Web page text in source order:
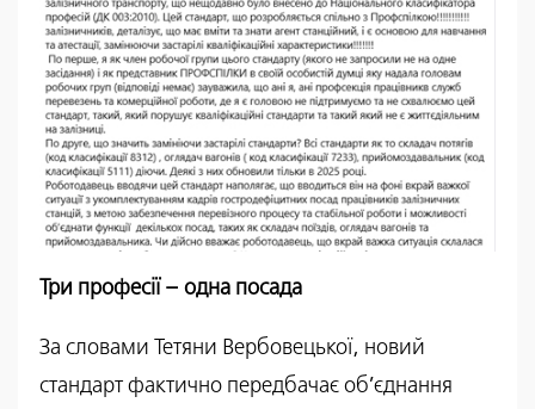
Три професії – одна посада
За словами Тетяни Вербовецької, новий
стандарт фактично передбачає об’єднання